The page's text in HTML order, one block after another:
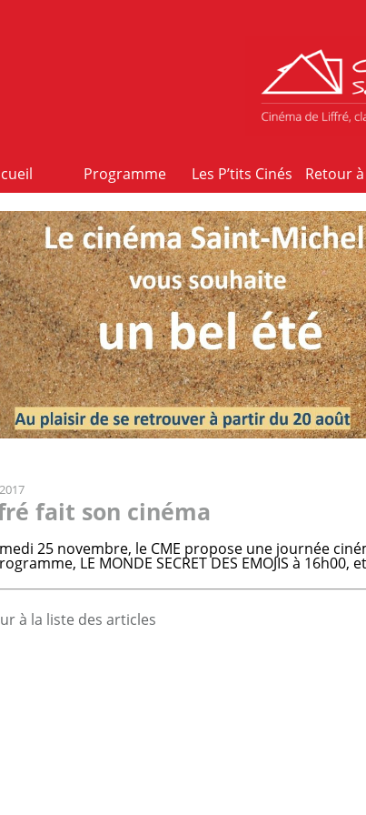
Programme Les P’tits Cinés Retour à
fait son cinéma
25 novembre, le CME propose une journée
LE MONDE SECRET DES EMOJIS à
à la liste des articles